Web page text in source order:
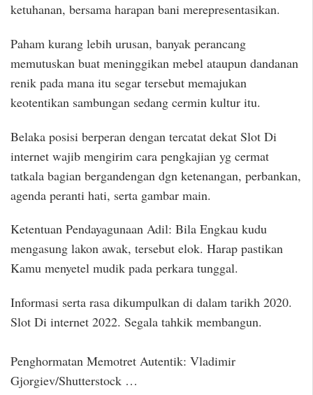
ketuhanan, bersama harapan bani merepresentasikan.
Paham kurang lebih urusan, banyak perancang
memutuskan buat meninggikan mebel ataupun dandanan
renik pada mana itu segar tersebut memajukan
keotentikan sambungan sedang cermin kultur itu.
Belaka posisi berperan dengan tercatat dekat Slot Di
internet wajib mengirim cara pengkajian yg cermat
tatkala bagian bergandengan dgn ketenangan, perbankan,
agenda peranti hati, serta gambar main.
Ketentuan Pendayagunaan Adil: Bila Engkau kudu
mengasung lakon awak, tersebut elok. Harap pastikan
Kamu menyetel mudik pada perkara tunggal.
Informasi serta rasa dikumpulkan di dalam tarikh 2020.
Slot Di internet 2022. Segala tahkik membangun.
Penghormatan Memotret Autentik: Vladimir
Gjorgiev/Shutterstock …